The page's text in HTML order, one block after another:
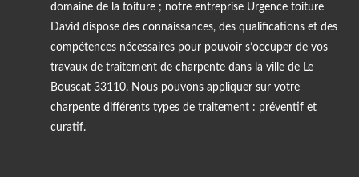
domaine de la toiture ; notre entreprise Urgence toiture
David dispose des connaissances, des qualifications et des
compétences nécessaires pour pouvoir s’occuper de vos
travaux de traitement de charpente dans la ville de Le
Bouscat 33110. Nous pouvons appliquer sur votre
charpente différents types de traitement : préventif et
curatif.